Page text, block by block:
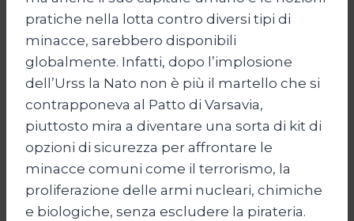
pratiche nella lotta contro diversi tipi di
minacce, sarebbero disponibili
globalmente. Infatti, dopo l’implosione
dell’Urss la Nato non è più il martello che si
contrapponeva al Patto di Varsavia,
piuttosto mira a diventare una sorta di kit di
opzioni di sicurezza per affrontare le
minacce comuni come il terrorismo, la
proliferazione delle armi nucleari, chimiche
e biologiche, senza escludere la pirateria.